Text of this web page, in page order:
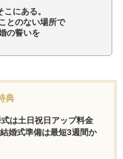
にある。
とのない場所で
の誓いを
典
は土日祝日アップ料金
婚式準備は最短3週間か